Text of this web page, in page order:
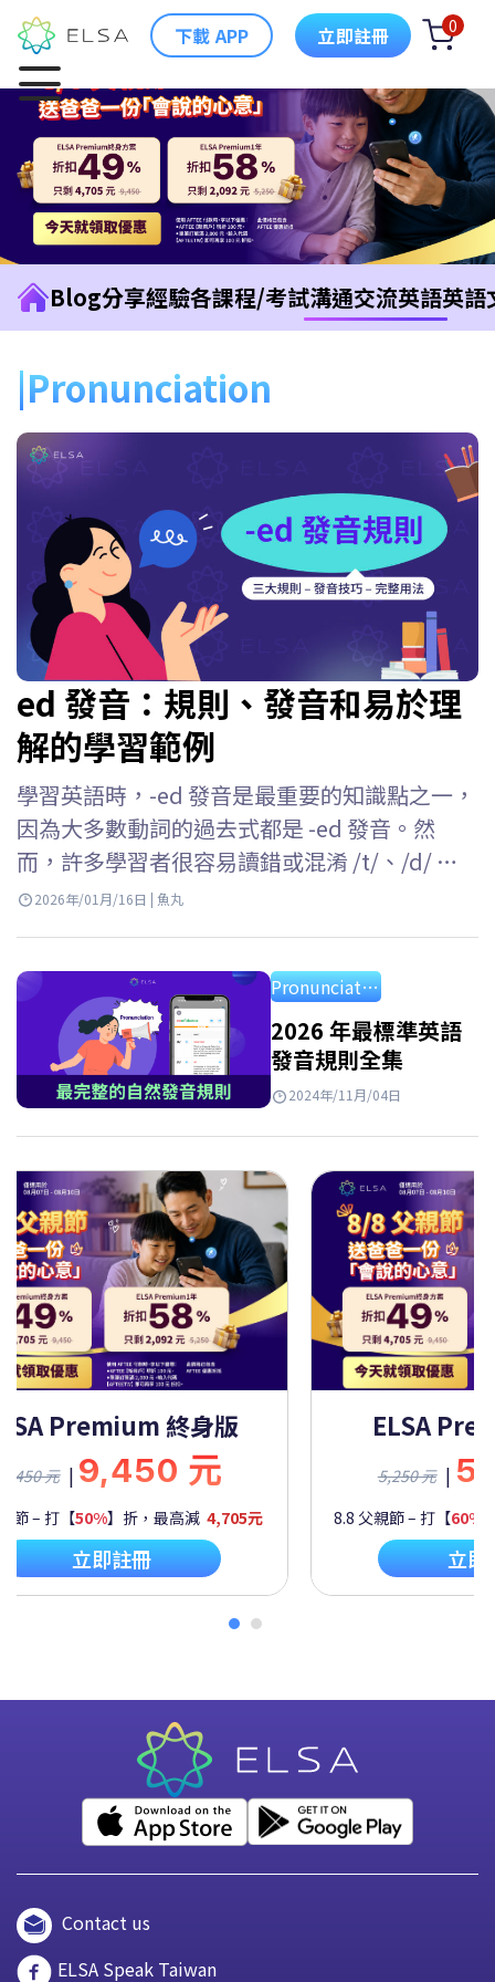
下載 APP 立即註冊 0
Blog分享經驗各課程/考試溝通交流英語英語
Pronunciation
ed 發音：規則、發音和易於理
解的學習範例
學習英語時，-ed 發音是最重要的知識點之一，
因為大多數動詞的過去式都是 -ed 發音。然
而，許多學習者很容易讀錯或混淆 /t/、/d/ 和 /
ɪd/ 這三種發音。 ELSA Speak 將幫助你理解英
Takeaways…
2026年/01月/16日 | 魚丸
Pronunciation
2026 年最標準英語
發音規則全集
2024年/11月/04日
Premium 終身版
元 | 9,450 元
– 打【 50%】折，最高減4,705元
立即註冊
ELSA
5,250 元 |
8.8 父親節 – 打【 60%】
立即
Contact us
ELSA Speak Taiwan